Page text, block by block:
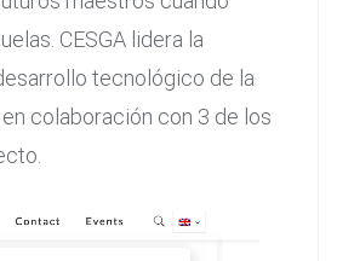
CESGA lidera la
tecnológico de la
colaboración con 3 de los